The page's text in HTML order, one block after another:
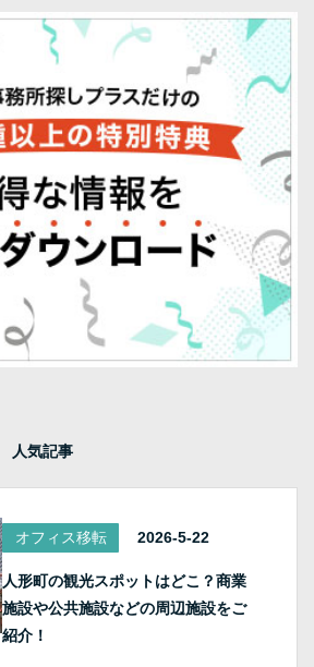
人気記事
オフィス移転 2026-5-22
人形町の観光スポットはどこ？商業
施設や公共施設などの周辺施設をご
紹介！